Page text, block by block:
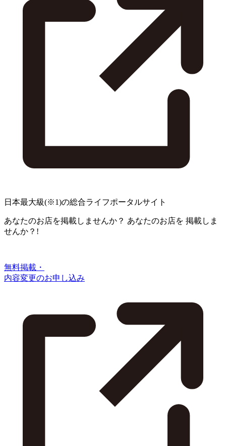
日本最大級(※1)の総合ライフポータルサイト
あなたのお店を掲載しませんか？ あなたのお店を 掲載しま
せんか？!
無料掲載・
内容変更のお申し込み